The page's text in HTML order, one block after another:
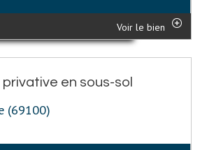
Voir le bien
en sous-sol
(69100)